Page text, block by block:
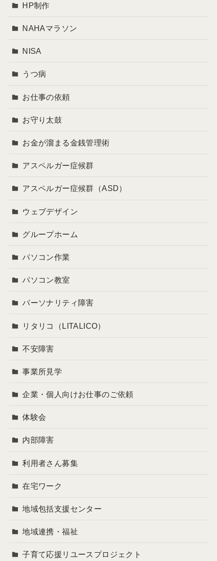
HP制作
NAHAマラソン
NISA
うつ病
お仕事の依頼
お守り太鼓
お金が溜まる金銭管理術
アスペルガー症候群
アスペルガー症候群（ASD）
ウェブデザイン
グループホーム
パソコン作業
パソコン教室
パーソナリティ障害
リタリコ（LITALICO）
不安障害
事業所見学
企業・個人向けお仕事のご依頼
体験会
内部障害
利用者さん募集
在宅ワーク
地域包括支援センター
地域連携・福祉
子育て応援リユースプロジェクト